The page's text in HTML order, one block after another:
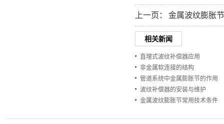
上一页： 金属波纹膨胀
相关新闻
直埋式波纹补偿器应用
非金属软连接的结构
管道系统中金属膨胀节的作用
波纹补偿器的安装与维护
金属波纹膨胀节常用技术条件